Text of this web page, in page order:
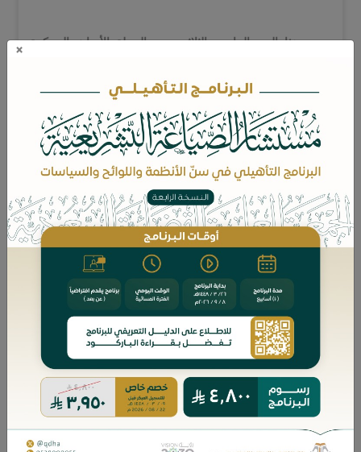
ويضم هذا العدد الحادي والثلاثون من المجلة الأبحاث المحكمة
1- الجهالة والغرر في عقود الخيارات - دراسة تأصيلية تطبيقية، د.
عبدالله بن راضي الشمري
لقراءة البحث اضغط هنا
، أ.د. أحمد بن عبدالعزيز
بن شبيب
لقراءة البحث اضغط هنا
٣- إعانة الإخوان في الوصية بمثل نصيب وارث لو كان - دراسة
وتحقيق
، د. سلمان بن صالح الدخيل
لقراءة البحث اضغط هنا
٤- استيفاء القصاص في قتل الواحد للجماعة - دراسة فقهية
مقارنة، د. فهد بن ناصر الفريدي
×